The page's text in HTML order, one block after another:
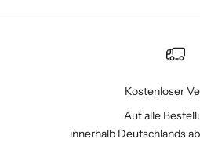
Kostenloser
Auf alle
innerhalb Deutschlands